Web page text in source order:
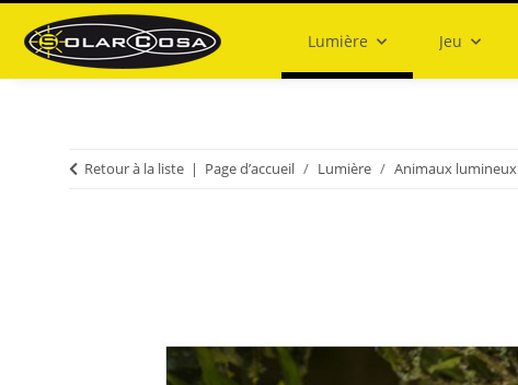
Lumière Jeu
Retour à la liste Page d’accueil Lumière Animaux lumineux